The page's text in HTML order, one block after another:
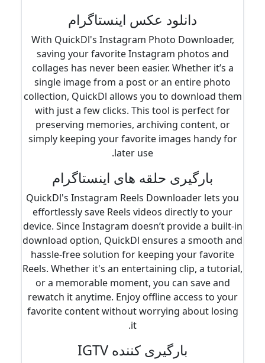
دانلود عکس اینستاگرام
With QuickDl's Instagram Photo Downloader,
saving your favorite Instagram photos and
collages has never been easier. Whether it’s a
single image from a post or an entire photo
collection, QuickDl allows you to download them
with just a few clicks. This tool is perfect for
preserving memories, archiving content, or
simply keeping your favorite images handy for
later use.
بارگیری حلقه های اینستاگرام
QuickDl's Instagram Reels Downloader lets you
effortlessly save Reels videos directly to your
device. Since Instagram doesn’t provide a built-in
download option, QuickDl ensures a smooth and
hassle-free solution for keeping your favorite
Reels. Whether it's an entertaining clip, a tutorial,
or a memorable moment, you can save and
rewatch it anytime. Enjoy offline access to your
favorite content without worrying about losing
it.
بارگیری کننده IGTV